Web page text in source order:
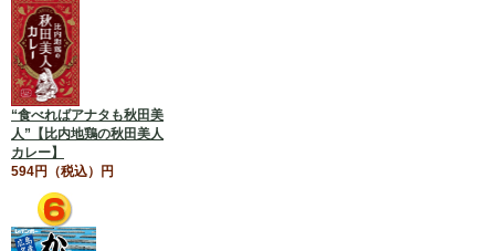
“食べればアナタも秋田美
人”【比内地鶏の秋田美人
カレー】
594円（税込）円